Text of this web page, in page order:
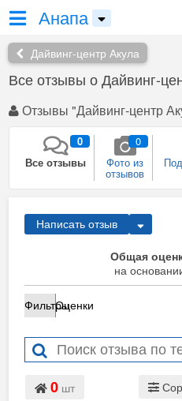
Анапа
Дайвинг-центр Акула
Все отзывы о Дайвинг-
Отзывы "Дайвинг-центр
0
Все отзывы
0
Фото из
отзывов
0
Плюсы и
минусы
0
Рекомендации
Я
Написать отзыв
Общая
на
ФильтрыОценки
0 шт